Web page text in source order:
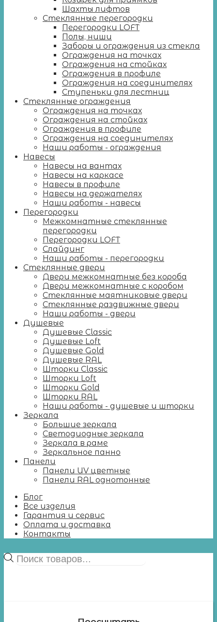
Шахты лифтов
Стеклянные перегородки
Перегородки LOFT
Полы, ниши
Заборы и ограждения из стекла
Ограждения на точках
Ограждения на стойках
Ограждения в профиле
Ограждения на соединителях
Ступеньки для лестниц
Стеклянные ограждения
Ограждения на точках
Ограждения на стойках
Ограждения в профиле
Ограждения на соединителях
Наши работы - ограждения
Навесы
Навесы на вантах
Навесы на каркасе
Навесы в профиле
Навесы на держателях
Наши работы - навесы
Перегородки
Межкомнатные стеклянные
перегородки
Перегородки LOFT
Слайдинг
Наши работы - перегородки
Стеклянные двери
Двери межкомнатные без короба
Двери межкомнатные с коробом
Стеклянные маятниковые двери
Стеклянные раздвижные двери
Наши работы - двери
Душевые
Душевые Classic
Душевые Loft
Душевые Gold
Душевые RAL
Шторки Classic
Шторки Loft
Шторки Gold
Шторки RAL
Наши работы - душевые и шторки
Зеркала
Большие зеркала
Светодиодные зеркала
Зеркала в раме
Зеркальное панно
Панели
Панели UV цветные
Панели RAL однотонные
Блог
Все изделия
Гарантия и сервис
Оплата и доставка
Контакты
Поиск
товаров